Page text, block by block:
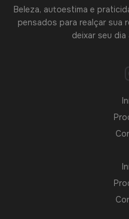
Beleza, autoestima e
pensados para realçar sua
deixar seu dia